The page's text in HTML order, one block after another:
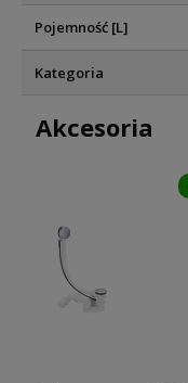
Pojemność [L]
Kategoria
Akcesoria